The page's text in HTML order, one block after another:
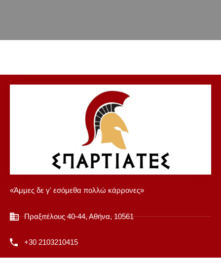
«Άμμες δε γ' εσόμεθα πολλώ κάρρονες»
Πραξιτέλους 40-44, Αθήνα, 10561
+30 2103210415